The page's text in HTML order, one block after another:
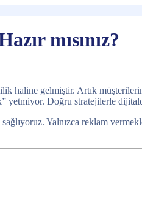
mısınız?
haline gelmiştir. Artık
yetmiyor. Doğru stratejilerle
Yalnızca reklam